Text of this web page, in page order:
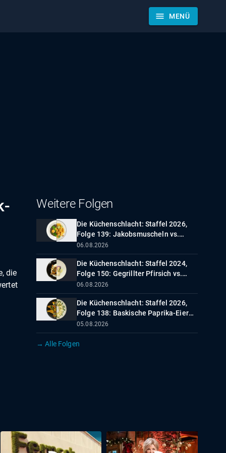
menu MENÜ
die
Weitere Folgen
Die Küchenschlacht: Staffel 2026,
Folge 139: Jakobsmuscheln vs.
Falafel mit Hummus
06.08.2026
Die Küchenschlacht: Staffel 2024,
Folge 150: Gegrillter Pfirsich vs.
Heilbuttfilet
06.08.2026
Die Küchenschlacht: Staffel 2026,
Folge 138: Baskische Paprika-Eier
vs. Mediterrane Gnocchi
05.08.2026
→ Alle Folgen